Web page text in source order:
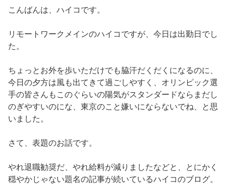
こんばんは、ハイコです。
リモートワークメインのハイコですが、今日は出勤日でし
た。
ちょっとお外を歩いただけでも脇汗だくだくになるのに、
今日の夕方は風も出てきて過ごしやすく、オリンピック選
手の皆さんもこのぐらいの陽気がスタンダードならまだし
のぎやすいのにな、東京のこと嫌いにならないでね、と思
いました。
さて、表題のお話です。
やれ退職勧奨だ、やれ給料が減りましたなどと、とにかく
穏やかじゃない題名の記事が続いているハイコのブログ。